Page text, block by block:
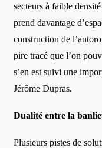
secteurs à faible densité
prend davantage d’
construction de
pire tracé que l’on
s’en est suivi une
Jérôme Dupras.
Dualité entre la
Plusieurs pistes de